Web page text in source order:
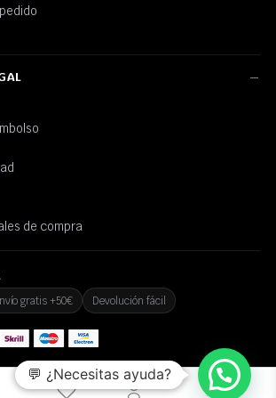
de compra
gratis +50€ Devolución fácil
💬 ¿Necesitas ayuda?